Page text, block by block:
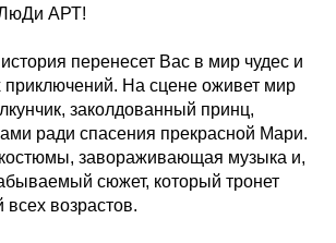
ЛюДи АРТ!
перенесет Вас в мир чудес и
На сцене оживет мир
заколдованный принц,
ради спасения прекрасной Мари.
завораживающая музыка и,
сюжет, который тронет
всех возрастов.